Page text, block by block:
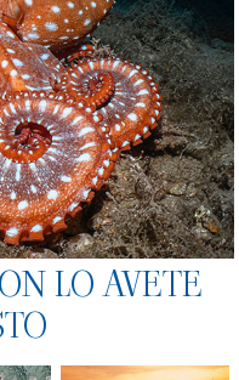
LO AVETE